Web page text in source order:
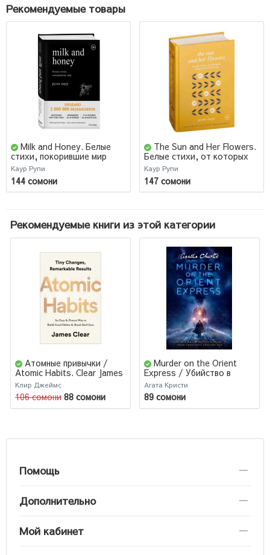
Рекомендуемые товары
Milk and Honey. Белые
стихи, покорившие мир
Каур Рупи
144 сомони
The Sun and Her Flowers.
Белые стихи, от которых
распускаются цветы
Каур Рупи
147 сомони
Рекомендуемые книги из этой категории
Атомные привычки /
Atomic Habits. Clear James
Клир Джеймс
106 сомони 88 сомони
Murder on the Orient
Express / Убийство в
Восточном экспрессе
Агата Кристи
89 сомони
Помощь
Дополнительно
Мой кабинет